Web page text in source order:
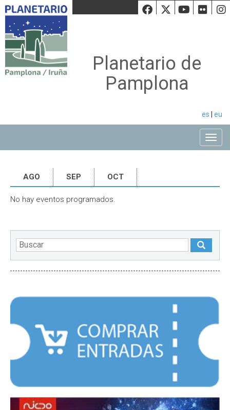
Facebook
Twiiter
Planetario de
Pamplona
es eu
AGO SEP OCT
No hay eventos programados.